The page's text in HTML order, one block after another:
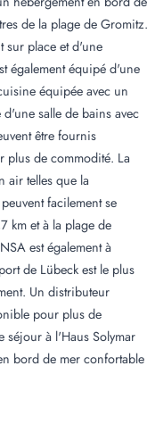
de la plage de Gromitz.
sur place et d'une
également équipé d'une
équipée avec un
salle de bains avec
être fournis
plus de commodité. La
air telles que la
facilement se
km et à la plage de
est également à
de Lübeck est le plus
Un distributeur
pour plus de
séjour à l'Haus Solymar
bord de mer confortable